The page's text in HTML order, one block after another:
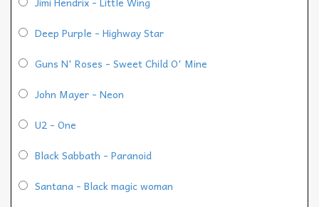
Deep Purple - Highway Star
Guns N' Roses - Sweet Child O' Mine
John Mayer - Neon
U2 - One
Black Sabbath - Paranoid
Santana - Black magic woman